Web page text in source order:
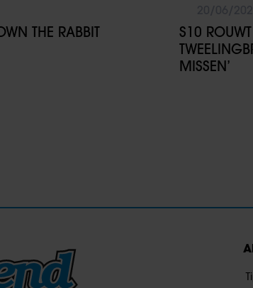
THE RABBIT
S10
MISSEN’